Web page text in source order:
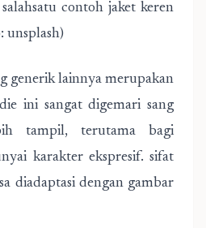
contoh jaket keren
unsplash)
generik lainnya merupakan
ini sangat digemari sang
tampil, terutama bagi
karakter ekspresif. sifat
diadaptasi dengan gambar